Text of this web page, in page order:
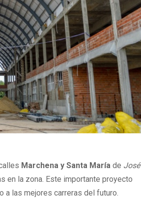
Marchena y Santa Maríade José
en la zona. Este importante proyecto
las mejores carreras del futuro.